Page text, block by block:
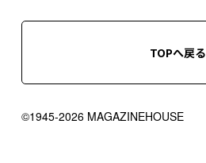
©1945-2026 MAGAZINEHOUSE
TOPへ戻る